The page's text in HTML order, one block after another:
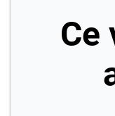
Ce